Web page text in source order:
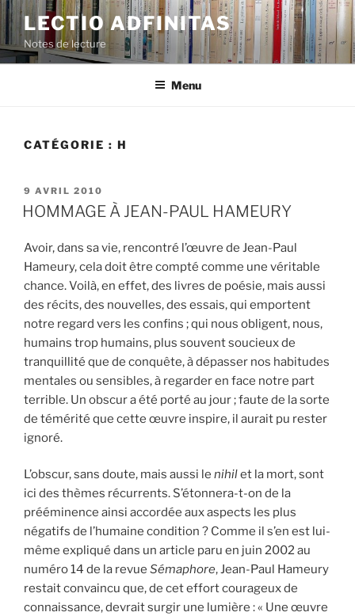
Aller
au
contenu
principal
LECTIO ADFINITAS
Notes de lecture
Menu
CATÉGORIE : H
PUBLIÉ
LE
9 AVRIL 2010
HOMMAGE À JEAN-PAUL HAMEURY
Avoir, dans sa vie, rencontré l’œuvre de Jean-Paul
Hameury, cela doit être compté comme une véritable
chance. Voilà, en effet, des livres de poésie, mais aussi
des récits, des nouvelles, des essais, qui emportent
notre regard vers les confins ; qui nous obligent, nous,
humains trop humains, plus souvent soucieux de
tranquillité que de conquête, à dépasser nos habitudes
mentales ou sensibles, à regarder en face notre part
terrible. Un obscur a été porté au jour ; faute de la sorte
de témérité que cette œuvre inspire, il aurait pu rester
ignoré.
L’obscur, sans doute, mais aussi le nihilet la mort, sont
ici des thèmes récurrents. S’étonnera-t-on de la
prééminence ainsi accordée aux aspects les plus
négatifs de l’humaine condition ? Comme il s’en est lui-
même expliqué dans un article paru en juin 2002 au
numéro 14 de la revue Sémaphore, Jean-Paul Hameury
restait convaincu que, de cet effort courageux de
connaissance, devrait surgir une lumière : « Une œuvre